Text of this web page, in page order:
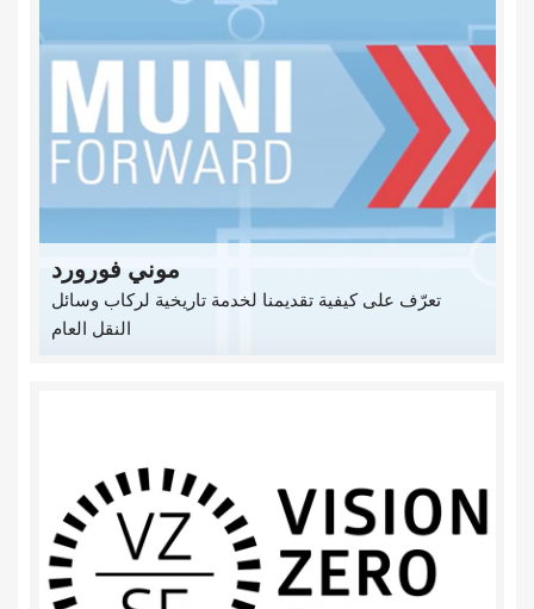
موني فورورد
تعرّف على كيفية تقديمنا لخدمة تاريخية لركاب وسائل
النقل العام